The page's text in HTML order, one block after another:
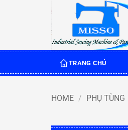
TRANG CHỦ
HOME / PHỤ TÙNG